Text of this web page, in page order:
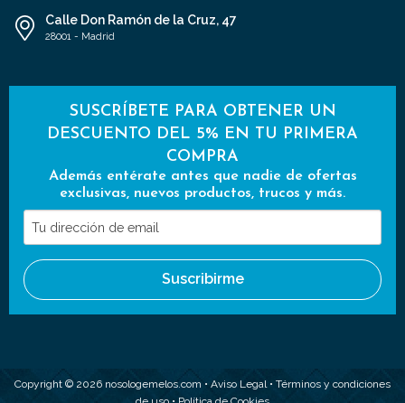
Calle Don Ramón de la Cruz, 47
28001 - Madrid
SUSCRÍBETE PARA OBTENER UN
DESCUENTO DEL 5% EN TU PRIMERA
COMPRA
Además entérate antes que nadie de ofertas
exclusivas, nuevos productos, trucos y más.
Tu
dirección
de
email
Suscribirme
Copyright © 2026 nosologemelos.com • Aviso Legal• Términos y condiciones